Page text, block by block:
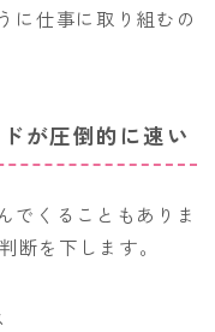
に仕事に取り組むの
が圧倒的に速い
でくることもありま
断を下します。